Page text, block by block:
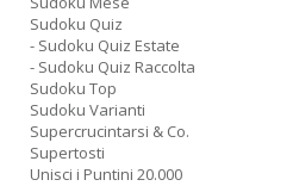
Sudoku Quiz
- Sudoku Quiz Estate
- Sudoku Quiz Raccolta
Sudoku Top
Sudoku Varianti
Supercrucintarsi & Co.
Supertosti
Unisci i Puntini 20.000